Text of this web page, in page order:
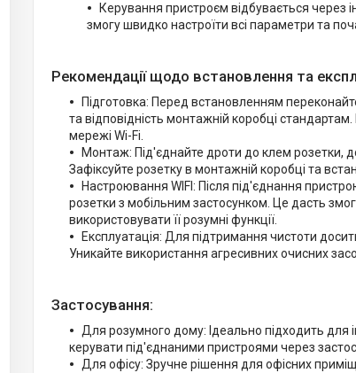
Керування пристроєм відбувається через
змогу швидко настроїти всі параметри та
Рекомендації щодо встановлення та
Підготовка: Перед встановленням
та відповідність монтажній коробці
мережі Wi-Fi.
Монтаж: Під'єднайте дроти до клем розетки,
Зафіксуйте розетку в монтажній коробці та
Настроювання WIFI: Після під'єднання
розетки з мобільним застосунком. Це дасть
використовувати її розумні функції.
Експлуатація: Для підтримання чистоти
Уникайте використання агресивних очисних
Застосування:
Для розумного дому: Ідеально підходить для
керувати під'єднаними пристроями через
Для офісу: Зручне рішення для офісних